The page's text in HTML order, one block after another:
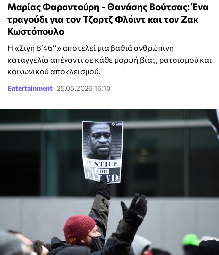
Μαρίας Φαραντούρη - Θανάσης Βούτσας: Ένα
τραγούδι για τον Τζορτζ Φλόιντ και τον Ζακ
Κωστόπουλο
Η «Σιγή 8’46’’» αποτελεί μια βαθιά ανθρώπινη
καταγγελία απέναντι σε κάθε μορφή βίας, ρατσισμού και
κοινωνικού αποκλεισμού.
Entertainment 25.05.2026 16:10